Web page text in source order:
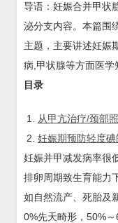
导语：妊娠合并甲状
泌分支内容。本篇围
主题，主要讲述妊娠
病,甲状腺等方面医学
目录
从甲亢治疗/颈部
妊娠期预防轻度碘
妊娠并甲减发病率很
排卵周期致生育能力
如自然流产、死胎及
0%先天畸形，50%